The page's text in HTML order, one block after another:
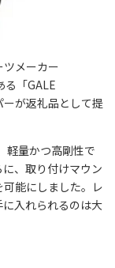
メーカー
る「GALE
が返礼品として提
軽量かつ高剛性で
、取り付けマウン
能にしました。レ
入れられるのは大